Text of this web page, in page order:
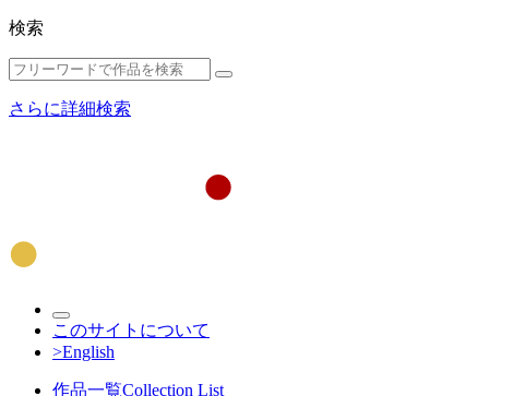
検索
さらに詳細検索
このサイトについて
>English
作品一覧Collection List